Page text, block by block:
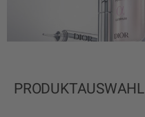
PRODUKTAUSWAHL